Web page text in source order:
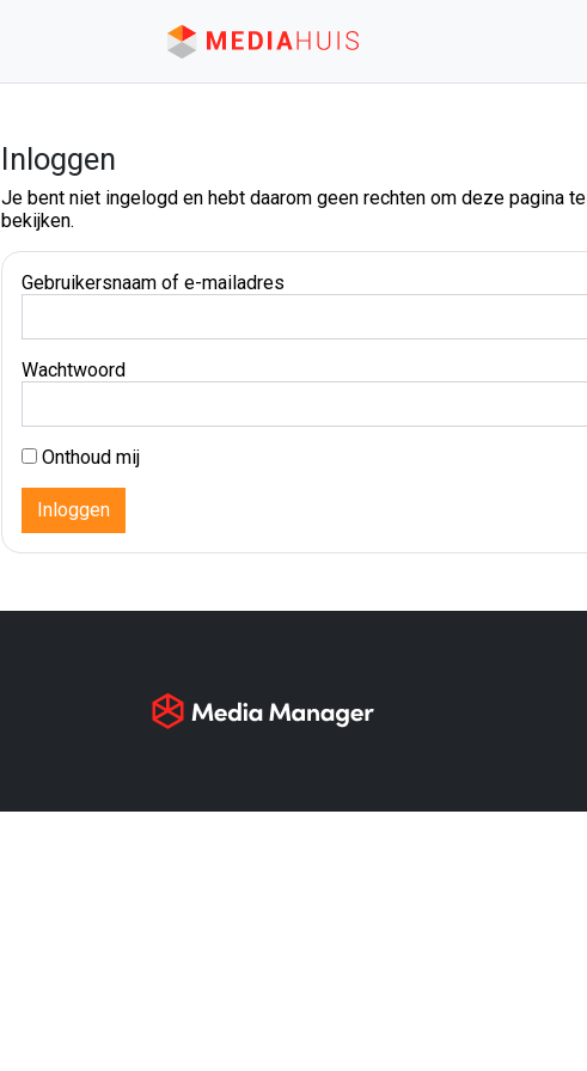
Inloggen
Je bent niet ingelogd en hebt daarom geen rechten om deze pagina te
bekijken.
Gebruikersnaam of e-mailadres
Wachtwoord
Onthoud mij